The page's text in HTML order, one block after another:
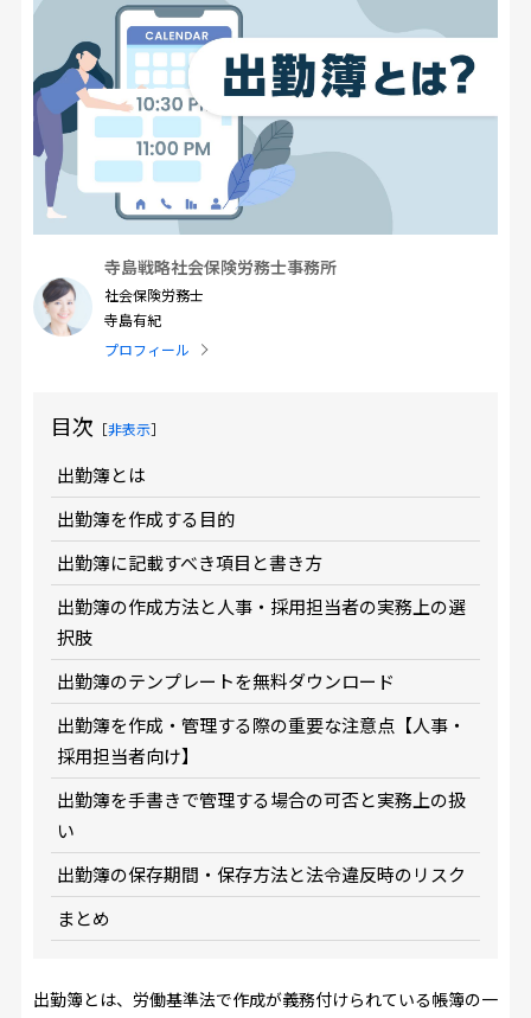
寺島戦略社会保険労務士事務所
社会保険労務士
寺島有紀
プロフィール
目次 ［非表示］
出勤簿とは
出勤簿を作成する目的
出勤簿に記載すべき項目と書き方
出勤簿の作成方法と人事・採用担当者の実務上の選
択肢
出勤簿のテンプレートを無料ダウンロード
出勤簿を作成・管理する際の重要な注意点【人事・
採用担当者向け】
出勤簿を手書きで管理する場合の可否と実務上の扱
い
出勤簿の保存期間・保存方法と法令違反時のリスク
まとめ
出勤簿とは、労働基準法で作成が義務付けられている帳簿の一